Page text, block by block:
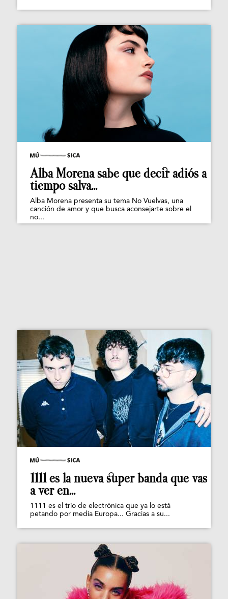
Alba Morena sabe que decir adiós a
tiempo salva...
Alba Morena presenta su tema No Vuelvas, una
canción de amor y que busca aconsejarte sobre el
no...
1111 es la nueva super banda que vas
a ver en...
1111 es el trío de electrónica que ya lo está
petando por media Europa... Gracias a su...